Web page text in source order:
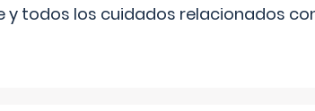
y todos los cuidados relacionados